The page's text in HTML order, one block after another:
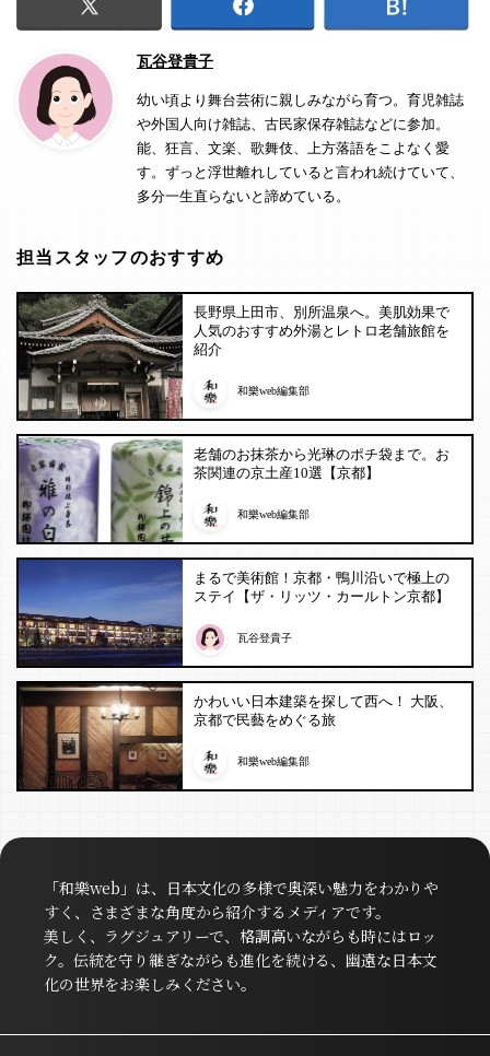
瓦谷登貴子
幼い頃より舞台芸術に親しみながら育つ。育児雑誌
や外国人向け雑誌、古民家保存雑誌などに参加。
能、狂言、文楽、歌舞伎、上方落語をこよなく愛
す。ずっと浮世離れしていると言われ続けていて、
多分一生直らないと諦めている。
担当スタッフのおすすめ
長野県上田市、別所温泉へ。美肌効果で
人気のおすすめ外湯とレトロ老舗旅館を
紹介
和樂web編集部
老舗のお抹茶から光琳のポチ袋まで。お
茶関連の京土産10選【京都】
和樂web編集部
まるで美術館！京都・鴨川沿いで極上の
ステイ【ザ・リッツ・カールトン京都】
瓦谷登貴子
かわいい日本建築を探して西へ！ 大阪、
京都で民藝をめぐる旅
和樂web編集部
「和樂web」は、日本文化の多様で奥深い魅力をわかりや
すく、さまざまな角度から紹介するメディアです。
美しく、ラグジュアリーで、格調高いながらも時にはロッ
ク。伝統を守り継ぎながらも進化を続ける、幽遠な日本文
化の世界をお楽しみください。